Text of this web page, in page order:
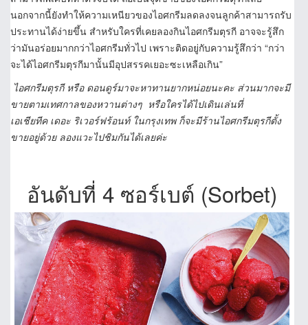
นอกจากนี้ยังทำให้ความเหนียวของไอศกรีมลดลงจนลูกค้าสามารถรับ
ประทานได้ง่ายขึ้น สำหรับใครที่เคยลองกินไอศกรีมตุรกี อาจจะรู้สึก
ว่ามันอร่อยมากกว่าไอศกรีมทั่วไป เพราะติดอยู่กับความรู้สึกว่า “กว่า
จะได้ไอศกรีมตุรกีมานั้นมีอุปสรรคเยอะซะเหลือเกิน”
ไอศกรีมตุรกี หรือ ดอนดูร์มาจะหาทานยากหน่อยนะคะ ส่วนมากจะมี
ขายตามเทศกาลของหวานต่างๆ หรือใครได้ไปเดินเล่นที่
เอเชียทีค เดอะ ริเวอร์ฟร้อนท์ ในกรุงเทพ ก็จะมีร้านไอศกรีมตุรกีตั้ง
ขายอยู่ด้วย ลองแวะไปชิมกันได้เลยค่ะ
อันดับที่ 4 ซอร์เบต์ (Sorbet)